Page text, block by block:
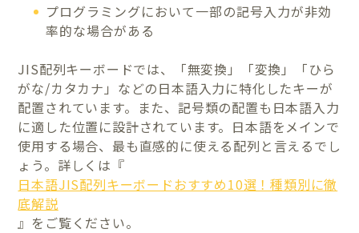
プログラミングにおいて一部の記号入力が非効
率的な場合がある
JIS配列キーボードでは、「無変換」「変換」「ひら
がな/カタカナ」などの日本語入力に特化したキーが
配置されています。また、記号類の配置も日本語入力
に適した位置に設計されています。日本語をメインで
使用する場合、最も直感的に使える配列と言えるでし
ょう。詳しくは『
日本語JIS配列キーボードおすすめ10選！種類別に徹
底解説
』をご覧ください。